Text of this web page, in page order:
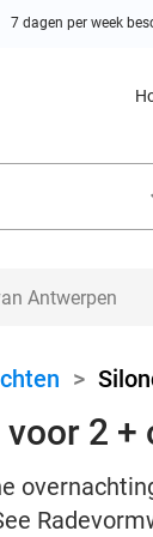
7 dagen per week
>
2